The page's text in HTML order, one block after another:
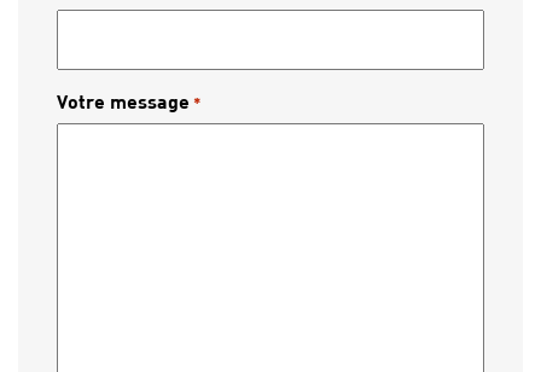
Votre message *